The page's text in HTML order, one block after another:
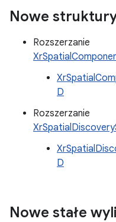
Nowe
Rozszerzanie
D
Rozszerzanie
D
Nowe stałe